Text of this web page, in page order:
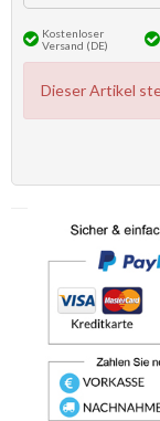
Kostenloser
Versand (DE)
Dieser Artikel